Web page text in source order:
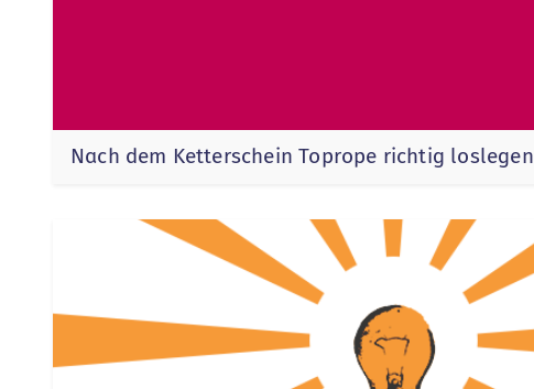
Nach dem Ketterschein Toprope richtig loslegen